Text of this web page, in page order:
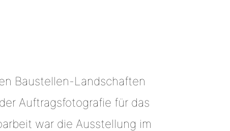
Baustellen-Landschaften
Auftragsfotografie für das
war die Ausstellung im